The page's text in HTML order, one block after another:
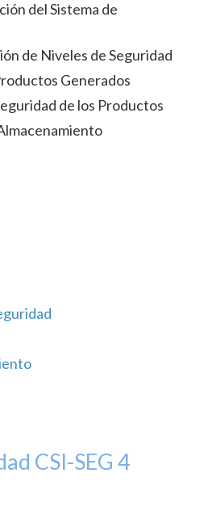
del Sistema de
de Niveles de Seguridad
Generados
de los Productos
CSI-SEG 4